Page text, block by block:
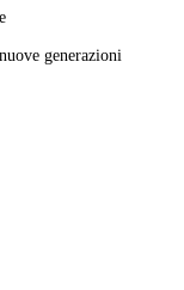
generazioni